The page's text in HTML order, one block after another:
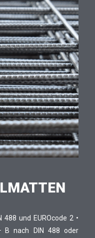
488 und EUROcode 2 •
nach DIN 488 oder